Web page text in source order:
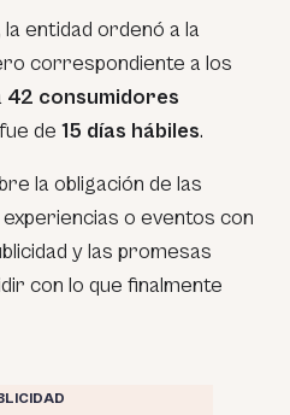
entidad ordenó a la
correspondiente a los
42 consumidores
de 15 días hábiles.
la obligación de las
o eventos con
y las promesas
con lo que finalmente